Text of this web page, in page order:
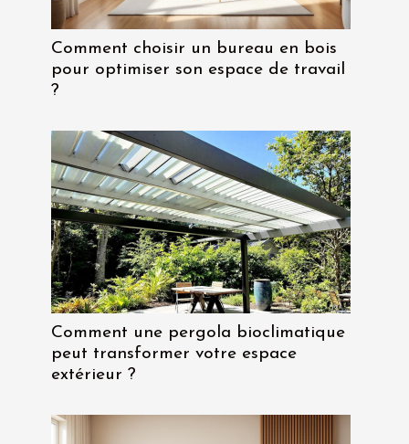
Comment choisir un bureau en bois
pour optimiser son espace de travail
?
Comment une pergola bioclimatique
peut transformer votre espace
extérieur ?